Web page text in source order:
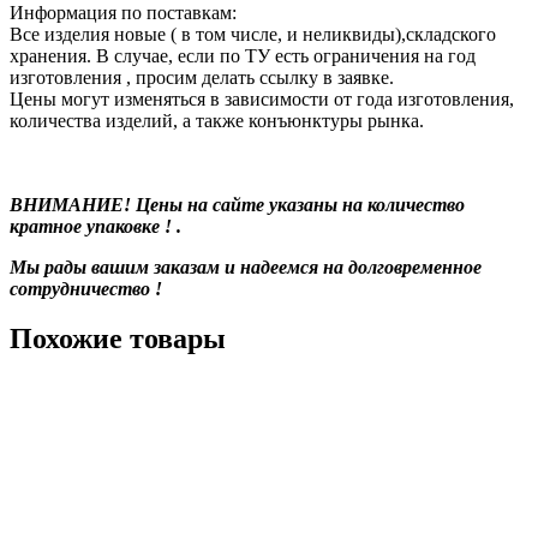
Информация по поставкам:
Все изделия новые ( в том числе, и неликвиды),складского
хранения. В случае, если по ТУ есть ограничения на год
изготовления , просим делать ссылку в заявке.
Цены могут изменяться в зависимости от года изготовления,
количества изделий, а также конъюнктуры рынка.
ВНИМАНИЕ! Цены на сайте указаны на количество
кратное упаковке ! .
Мы рады вашим заказам и надеемся на долговременное
сотрудничество !
Похожие товары